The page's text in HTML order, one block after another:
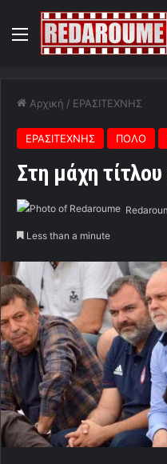
Menu
Αρχική / ΕΡΑΣΙΤΕΧΝΗΣ
ΕΡΑΣΙΤΕΧΝΗΣ ΠΟΛΟ
Στη μάχη
Less than a minute